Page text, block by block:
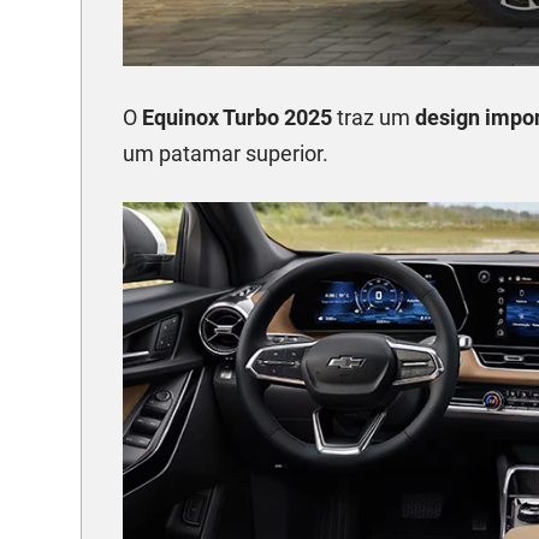
O Equinox Turbo 2025traz um design
um patamar superior.